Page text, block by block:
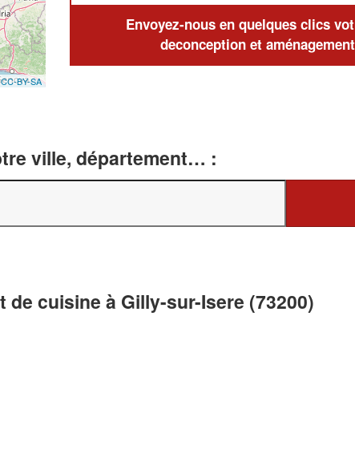
CC-BY-SA
Envoyez-nous en quelques clics
deconception et
ville, département… :
cuisine à Gilly-sur-Isere (73200)